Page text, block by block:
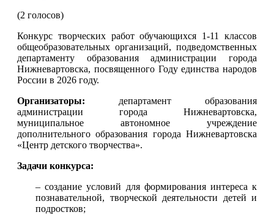
(2 голосов)
Конкурс творческих работ обучающихся 1-11 классов
общеобразовательных организаций, подведомственных
департаменту образования администрации города
Нижневартовска, посвященного Году единства народов
России в 2026 году.
Организаторы: департамент образования
администрации города Нижневартовска,
муниципальное автономное учреждение
дополнительного образования города Нижневартовска
«Центр детского творчества».
Задачи конкурса:
– создание условий для формирования интереса к
познавательной, творческой деятельности детей и
подростков;